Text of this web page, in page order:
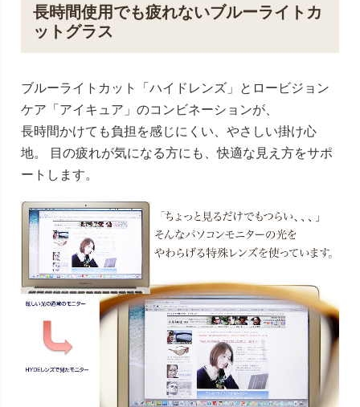
長時間使用でも疲れないブルーライトカ
ットグラス
ブルーライトカット「ハイドレンズ」とロービジョン
ケア「アイキュア」のコンビネーションが、
長時間かけても負担を感じにくい、やさしい掛け心
地。 目の疲れが気になる方にも、快適な見え方をサポ
ートします。